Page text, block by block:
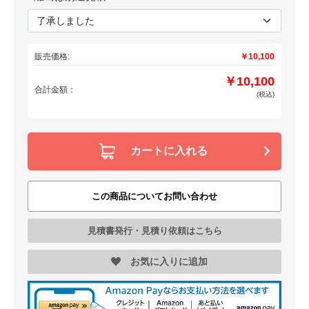
販売価格: ￥10,100
合計金額：
￥10,100
(税込)
カートに入れる
この商品についてお問い合わせ
見積書発行・見積り依頼はこちら
お気に入りに追加